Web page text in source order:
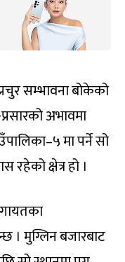
सम्भावना बोकेको
अभावमा
मा पर्ने सो
रहेको क्षेत्र हो ।
। मुग्लिन बजारबाट